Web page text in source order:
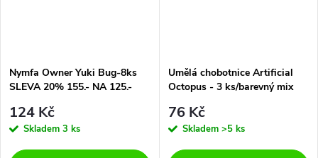
Nymfa Owner Yuki Bug-8ks
SLEVA 20% 155.- NA 125.-
124 Kč
Skladem 3 ks
Umělá chobotnice Artificial
Octopus - 3 ks/barevný mix
76 Kč
Skladem >5 ks